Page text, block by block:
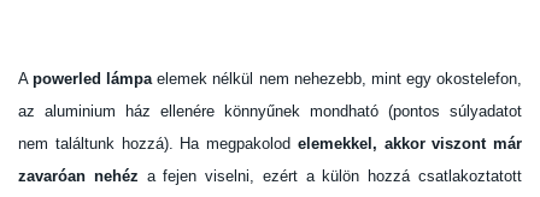
Apowerled lámpa elemek nélkül nem nehezebb, mint egy okostelefon,
az aluminium ház ellenére könnyűnek mondható (pontos súlyadatot
nem találtunk hozzá). Ha megpakolod elemekkel, akkor viszont már
zavaróan nehéz a fejen viselni, ezért a külön hozzá csatlakoztatott